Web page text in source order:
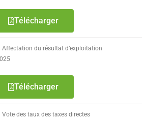
Télécharger
Affectation du résultat d’exploitation
Télécharger
Vote des taux des taxes directes